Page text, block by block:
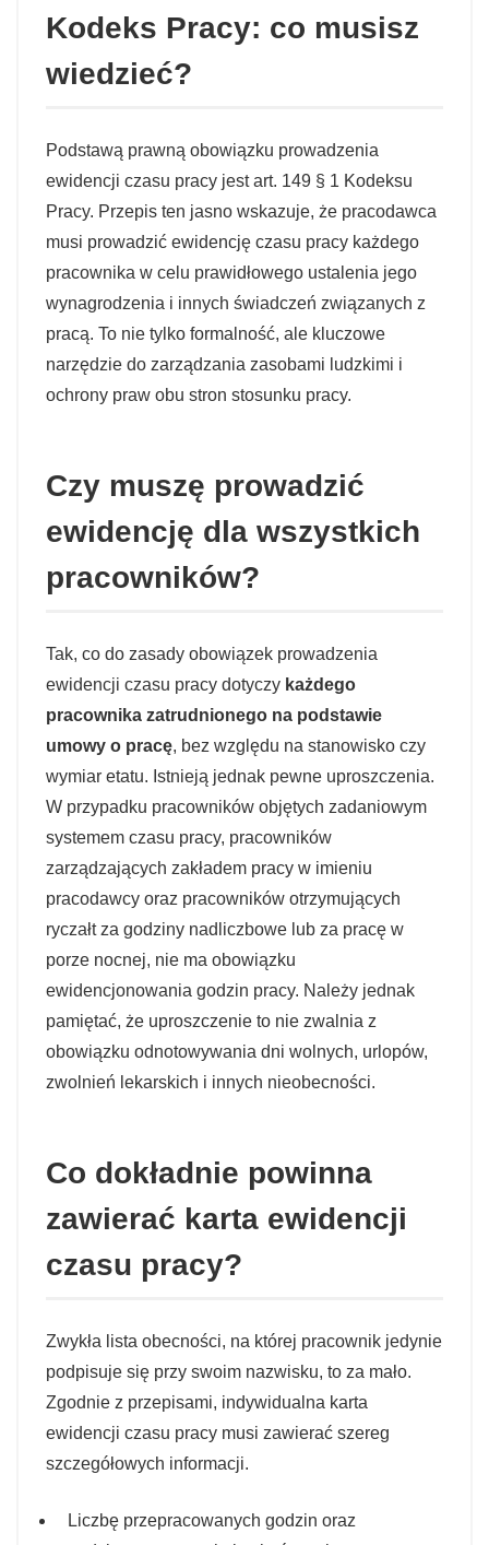
Kodeks Pracy: co musisz
wiedzieć?
Podstawą prawną obowiązku prowadzenia
ewidencji czasu pracy jest art. 149 § 1 Kodeksu
Pracy. Przepis ten jasno wskazuje, że pracodawca
musi prowadzić ewidencję czasu pracy każdego
pracownika w celu prawidłowego ustalenia jego
wynagrodzenia i innych świadczeń związanych z
pracą. To nie tylko formalność, ale kluczowe
narzędzie do zarządzania zasobami ludzkimi i
ochrony praw obu stron stosunku pracy.
Czy muszę prowadzić
ewidencję dla wszystkich
pracowników?
Tak, co do zasady obowiązek prowadzenia
ewidencji czasu pracy dotyczy każdego
pracownika zatrudnionego na podstawie
umowy o pracę, bez względu na stanowisko czy
wymiar etatu. Istnieją jednak pewne uproszczenia.
W przypadku pracowników objętych zadaniowym
systemem czasu pracy, pracowników
zarządzających zakładem pracy w imieniu
pracodawcy oraz pracowników otrzymujących
ryczałt za godziny nadliczbowe lub za pracę w
porze nocnej, nie ma obowiązku
ewidencjonowania godzin pracy. Należy jednak
pamiętać, że uproszczenie to nie zwalnia z
obowiązku odnotowywania dni wolnych, urlopów,
zwolnień lekarskich i innych nieobecności.
Co dokładnie powinna
zawierać karta ewidencji
czasu pracy?
Zwykła lista obecności, na której pracownik jedynie
podpisuje się przy swoim nazwisku, to za mało.
Zgodnie z przepisami, indywidualna karta
ewidencji czasu pracy musi zawierać szereg
szczegółowych informacji.
Liczbę przepracowanych godzin oraz